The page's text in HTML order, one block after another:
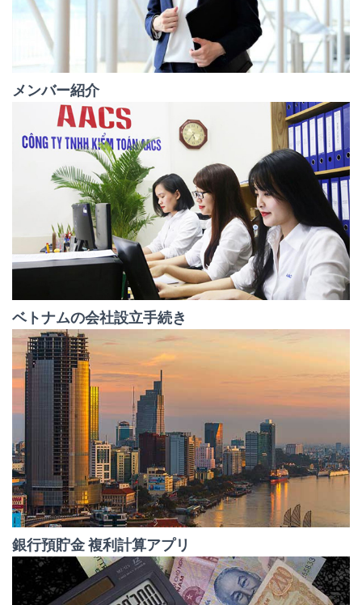
メンバー紹介
ベトナムの会社設立手続き
銀行預貯金 複利計算アプリ